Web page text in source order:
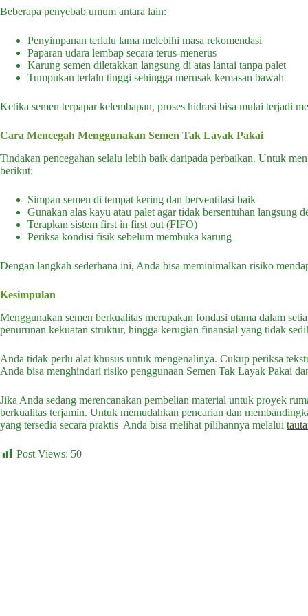
Beberapa penyebab umum antara lain:
Penyimpanan terlalu lama melebihi masa rekomendasi
Paparan udara lembap secara terus-menerus
Karung semen diletakkan langsung di atas lantai tanpa palet
Tumpukan terlalu tinggi sehingga merusak kemasan bawah
Ketika semen terpapar kelembapan, proses hidrasi bisa mulai terjadi
Cara Mencegah Menggunakan Semen Tak Layak Pakai
Tindakan pencegahan selalu lebih baik daripada perbaikan. Untuk
berikut:
Simpan semen di tempat kering dan berventilasi baik
Gunakan alas kayu atau palet agar tidak bersentuhan langsung
Terapkan sistem first in first out (FIFO)
Periksa kondisi fisik sebelum membuka karung
Dengan langkah sederhana ini, Anda bisa meminimalkan risiko
Kesimpulan
Menggunakan semen berkualitas merupakan fondasi utama dalam
penurunan kekuatan struktur, hingga kerugian finansial yang tidak
Anda tidak perlu alat khusus untuk mengenalinya. Cukup periksa
Anda bisa menghindari risiko penggunaan Semen Tak Layak Pakai
Jika Anda sedang merencanakan pembelian material untuk proyek
berkualitas terjamin. Untuk memudahkan pencarian dan
yang tersedia secara praktis Anda bisa melihat pilihannya melalui
Post Views: 50